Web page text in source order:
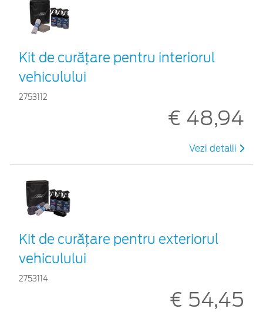
Kit de curățare pentru interiorul
vehiculului
2753112
€ 48,94
Vezi detalii
Kit de curățare pentru exteriorul
vehiculului
2753114
€ 54,45